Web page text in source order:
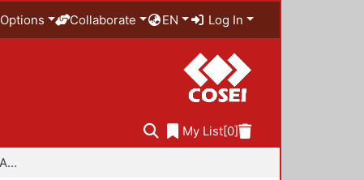
Options Collaborate EN Log In
My List[0]
Especialidad en Diseño Ambiental